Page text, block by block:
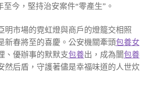
至今，堅持治安案件“零產生”。
明市場的霓虹燈與商戶的燈籠交相照
新春將至的喜慶。公安機關牽頭包養女
、優辦事的默默支包養出，成為闤包養
然后盾，守護著儘是幸福味道的人世炊